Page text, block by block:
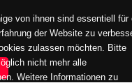
von ihnen sind essentiell für
der Website zu
zulassen möchten. Bitte
nicht mehr alle
Weitere Informationen zu